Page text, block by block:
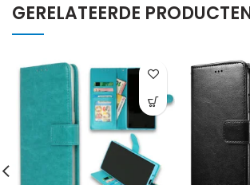
GERELATEERDE